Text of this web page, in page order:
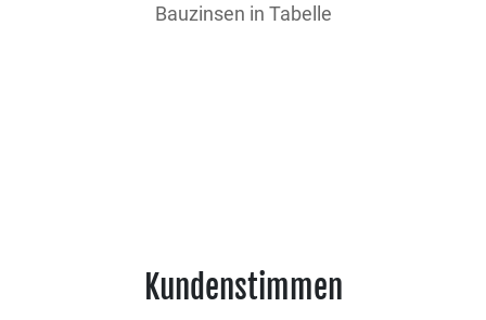
Bauzinsen in Tabelle
Kundenstimmen